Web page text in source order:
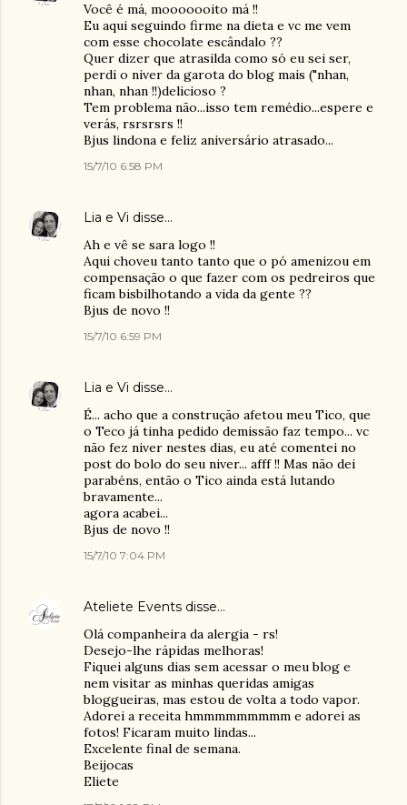
Você é má, mooooooito má !!
Eu aqui seguindo firme na dieta e vc me vem
com esse chocolate escândalo ??
Quer dizer que atrasilda como só eu sei ser,
perdi o niver da garota do blog mais ("nhan,
nhan, nhan !!)delicioso ?
Tem problema não...isso tem remédio...espere e
verás, rsrsrsrs !!
Bjus lindona e feliz aniversário atrasado...
15/7/10 6:58 PM
Lia e Vi disse…
Ah e vê se sara logo !!
Aqui choveu tanto tanto que o pó amenizou em
compensação o que fazer com os pedreiros que
ficam bisbilhotando a vida da gente ??
Bjus de novo !!
15/7/10 6:59 PM
Lia e Vi disse…
É... acho que a construção afetou meu Tico, que
o Teco já tinha pedido demissão faz tempo... vc
não fez niver nestes dias, eu até comentei no
post do bolo do seu niver... afff !! Mas não dei
parabéns, então o Tico ainda está lutando
bravamente...
agora acabei...
Bjus de novo !!
15/7/10 7:04 PM
Ateliete Events disse…
Olá companheira da alergia - rs!
Desejo-lhe rápidas melhoras!
Fiquei alguns dias sem acessar o meu blog e
nem visitar as minhas queridas amigas
bloggueiras, mas estou de volta a todo vapor.
Adorei a receita hmmmmmmmmm e adorei as
fotos! Ficaram muito lindas...
Excelente final de semana.
Beijocas
Eliete